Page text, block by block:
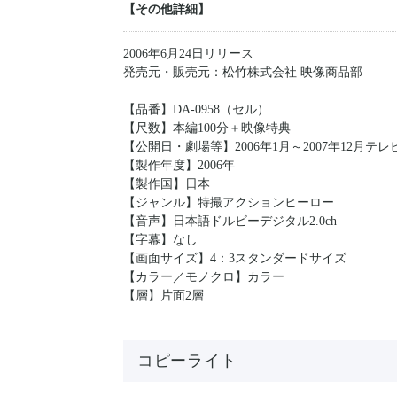
【その他詳細】
2006年6月24日リリース
発売元・販売元：松竹株式会社 映像商品部
【品番】DA-0958（セル）
【尺数】本編100分＋映像特典
【公開日・劇場等】2006年1月～2007年12月テレ
【製作年度】2006年
【製作国】日本
【ジャンル】特撮アクションヒーロー
【音声】日本語ドルビーデジタル2.0ch
【字幕】なし
【画面サイズ】4：3スタンダードサイズ
【カラー／モノクロ】カラー
【層】片面2層
コピーライト